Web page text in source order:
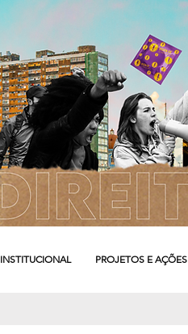
INSTITUCIONAL PROJETOS E AÇÕES